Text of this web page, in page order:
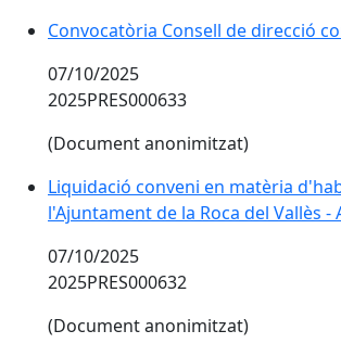
Convocatòria Consell de direcció
07/10/2025
2025PRES000633
(Document anonimitzat)
Liquidació conveni en matèria
l'Ajuntament de la Roca del Vallès -
07/10/2025
2025PRES000632
(Document anonimitzat)